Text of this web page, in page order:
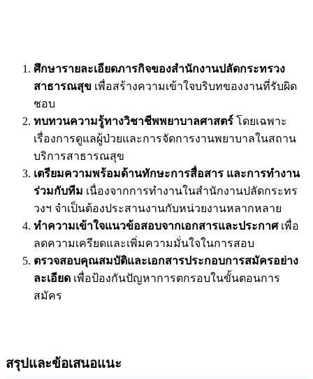
ศึกษารายละเอียดภารกิจของสำนักงานปลัดกระทรวง
สาธารณสุข เพื่อสร้างความเข้าใจบริบทของงานที่รับผิด
ชอบ
ทบทวนความรู้ทางวิชาชีพพยาบาลศาสตร์ โดยเฉพาะ
เรื่องการดูแลผู้ป่วยและการจัดการงานพยาบาลในสถาน
บริการสาธารณสุข
เตรียมความพร้อมด้านทักษะการสื่อสาร และการทำงาน
ร่วมกับทีม เนื่องจากการทำงานในสำนักงานปลัดกระทร
วงฯ จำเป็นต้องประสานงานกับหน่วยงานหลากหลาย
ทำความเข้าใจแนวข้อสอบจากเอกสารและประกาศเพื่อ
ลดความเครียดและเพิ่มความมั่นใจในการสอบ
ตรวจสอบคุณสมบัติและเอกสารประกอบการสมัครอย่าง
ละเอียด เพื่อป้องกันปัญหาการตกรอบในขั้นตอนการ
สมัคร
สรุปและข้อเสนอแนะ